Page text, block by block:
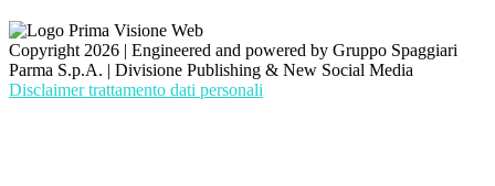
Copyright 2026 | Engineered and powered by Gruppo Spaggiari
Parma S.p.A. | Divisione Publishing & New Social Media
Disclaimer trattamento dati personali